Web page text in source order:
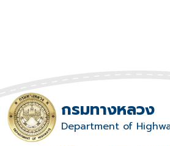
กรมทางหลวง
Department of